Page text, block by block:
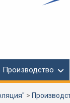
Производство
>